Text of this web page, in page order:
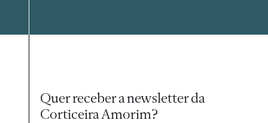
Quer receber a newsletter da
Corticeira Amorim?